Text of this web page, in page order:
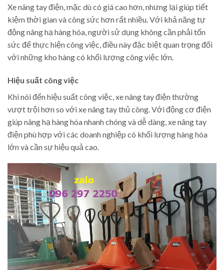
Xe nâng tay điện, mặc dù có giá cao hơn, nhưng lại giúp tiết
kiệm thời gian và công sức hơn rất nhiều. Với khả năng tự
động nâng hạ hàng hóa, người sử dụng không cần phải tốn
sức để thực hiện công việc, điều này đặc biệt quan trọng đối
với những kho hàng có khối lượng công việc lớn.
Hiệu suất công việc
Khi nói đến hiệu suất công việc, xe nâng tay điện thường
vượt trội hơn so với xe nâng tay thủ công. Với động cơ điện
giúp nâng hạ hàng hóa nhanh chóng và dễ dàng, xe nâng tay
điện phù hợp với các doanh nghiệp có khối lượng hàng hóa
lớn và cần sự hiệu quả cao.